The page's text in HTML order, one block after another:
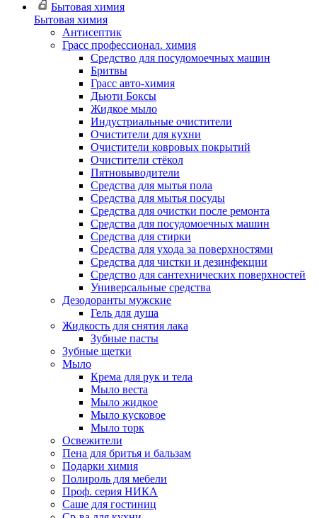
Бытовая химия
Бытовая химия
Антисептик
Грасс профессионал. химия
Cредство для посудомоечных машин
Бритвы
Грасс авто-химия
Дьюти Боксы
Жидкое мыло
Индустриальные очистители
Очистители для кухни
Очистители ковровых покрытий
Очистители стёкол
Пятновыводители
Средства для мытья пола
Средства для мытья посуды
Средства для очистки после ремонта
Средства для посудомоечных машин
Средства для стирки
Средства для ухода за поверхностями
Средства для чистки и дезинфекции
Средство для сантехнических поверхностей
Универсальные средства
Дезодоранты мужские
Гель для душа
Жидкость для снятия лака
Зубные пасты
Зубные щетки
Мыло
Крема для рук и тела
Мыло веста
Мыло жидкое
Мыло кусковое
Мыло торк
Освежители
Пена для бритья и бальзам
Подарки химия
Полироль для мебели
Проф. серия НИКА
Саше для гостиниц